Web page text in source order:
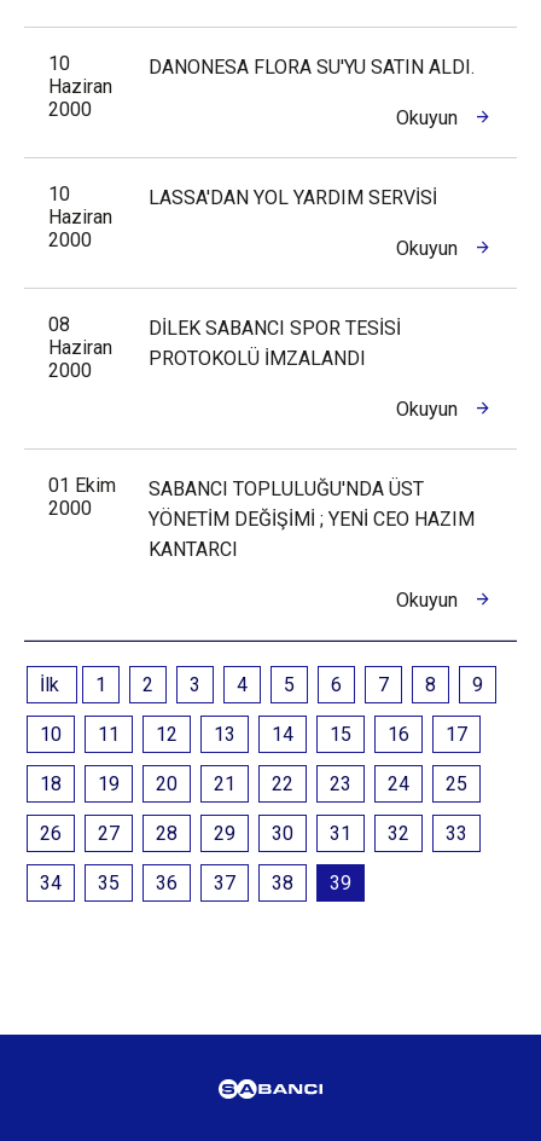
10
Haziran
2000
DANONESA FLORA SU'YU SATIN ALDI.
Okuyun
10
Haziran
2000
LASSA'DAN YOL YARDIM SERVİSİ
Okuyun
08
Haziran
2000
DİLEK SABANCI SPOR TESİSİ
PROTOKOLÜ İMZALANDI
Okuyun
01 Ekim
2000
SABANCI TOPLULUĞU'NDA ÜST
YÖNETİM DEĞİŞİMİ ; YENİ CEO HAZIM
KANTARCI
Okuyun
İlk 1 2 3 4 5 6 7 8 9
10 11 12 13 14 15 16 17
18 19 20 21 22 23 24 25
26 27 28 29 30 31 32 33
34 35 36 37 38 39